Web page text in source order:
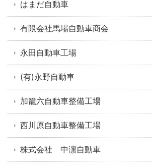
はまだ自動車
有限会社馬場自動車商会
永田自動車工場
(有)永野自動車
加籠六自動車整備工場
西川原自動車整備工場
株式会社 中濵自動車